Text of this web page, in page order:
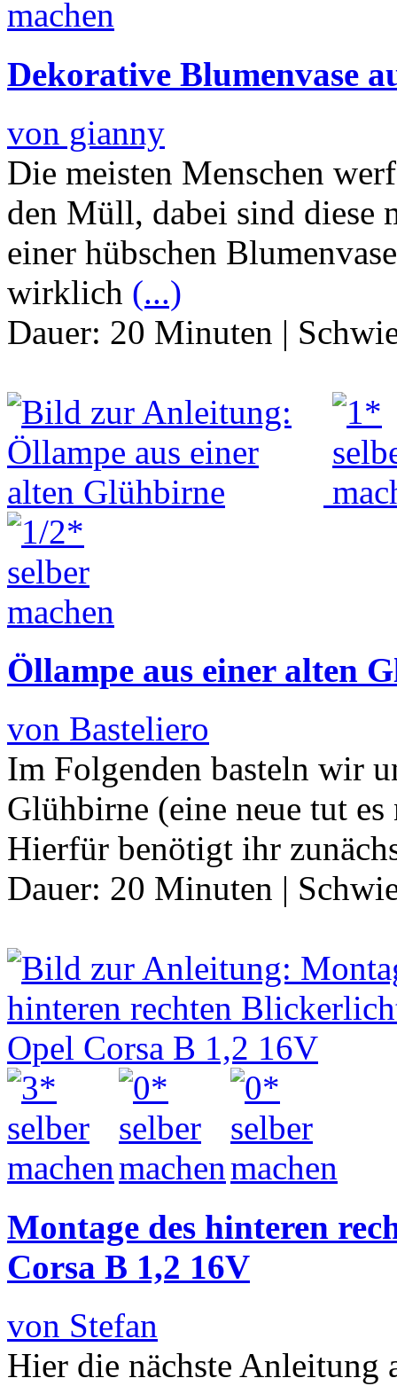
Dekorative Blumenvase
von gianny
Die meisten Menschen
den Müll, dabei sind diese
einer hübschen
wirklich (...)
Dauer: 20 Minuten |
Öllampe aus einer alten
von Basteliero
Im Folgenden basteln wir
Glühbirne (eine neue tut
Hierfür benötigt ihr
Dauer: 20 Minuten |
Montage des hinteren
Corsa B 1,2 16V
von Stefan
Hier die nächste Anleitung